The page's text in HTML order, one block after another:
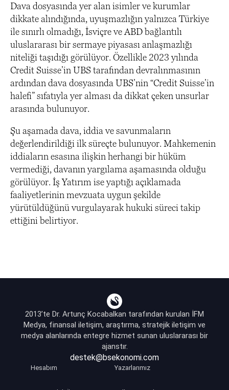
Dava dosyasında yer alan isimler ve kurumlar
dikkate alındığında, uyuşmazlığın yalnızca Türkiye
ile sınırlı olmadığı, İsviçre ve ABD bağlantılı
uluslararası bir sermaye piyasası anlaşmazlığı
niteliği taşıdığı görülüyor. Özellikle 2023 yılında
Credit Suisse’in UBS tarafından devralınmasının
ardından dava dosyasında UBS’nin “Credit Suisse’in
halefi” sıfatıyla yer alması da dikkat çeken unsurlar
arasında bulunuyor.
Şu aşamada dava, iddia ve savunmaların
değerlendirildiği ilk süreçte bulunuyor. Mahkemenin
iddiaların esasına ilişkin herhangi bir hüküm
vermediği, davanın yargılama aşamasında olduğu
görülüyor. İş Yatırım ise yaptığı açıklamada
faaliyetlerinin mevzuata uygun şekilde
yürütüldüğünü vurgulayarak hukuki süreci takip
ettiğini belirtiyor.
2013’te Dr. Artunç Kocabalkan tarafından kurulan İFM
Medya, finansal iletişim, araştırma, stratejik iletişim ve
medya alanlarında entegre hizmet sunan uluslararası bir
ajanstır.
destek@bsekonomi.com
Hesabım Yazarlarımız